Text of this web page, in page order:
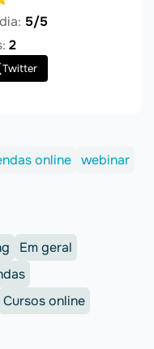
5/5
2
Twitter
online webinar
Em geral
Cursos online